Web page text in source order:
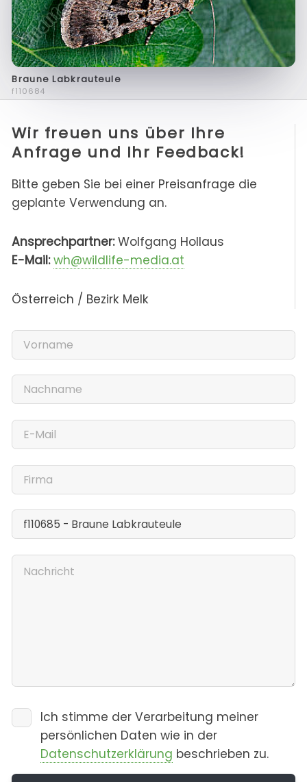
Braune Labkrauteule
f110684
Wir freuen uns über Ihre
Anfrage und Ihr Feedback!
Bitte geben Sie bei einer Preisanfrage die
geplante Verwendung an.
Ansprechpartner:Wolfgang Hollaus
E-Mail: wh@wildlife-media.at
Österreich / Bezirk Melk
Ich stimme der Verarbeitung meiner
persönlichen Daten wie in der
Datenschutzerklärung beschrieben zu.